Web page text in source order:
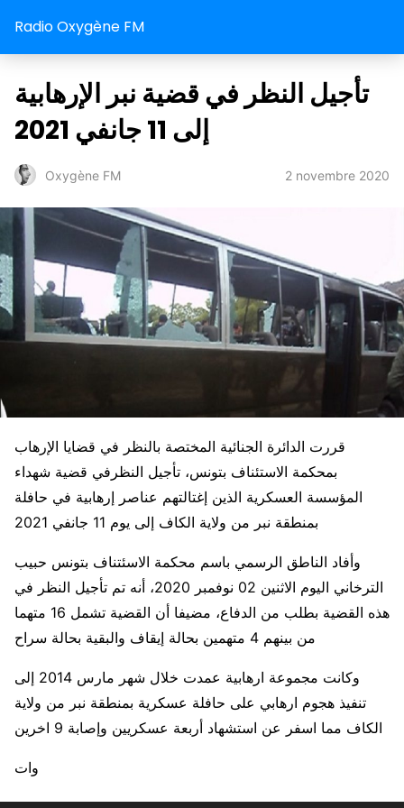
Radio Oxygène FM
تأجيل النظر في قضية نبر الإرهابية
إلى 11 جانفي 2021
Oxygène FM 2 novembre 2020
قررت الدائرة الجنائية المختصة بالنظر في قضايا الإرهاب
بمحكمة الاستئناف بتونس، تأجيل النظرفي قضية شهداء
المؤسسة العسكرية الذين إغتالتهم عناصر إرهابية في حافلة
بمنطقة نبر من ولاية الكاف إلى يوم 11 جانفي 2021
وأفاد الناطق الرسمي باسم محكمة الاسئتناف بتونس حبيب
الترخاني اليوم الاثنين 02 نوفمبر 2020، أنه تم تأجيل النظر في
هذه القضية بطلب من الدفاع، مضيفا أن القضية تشمل 16 متهما
من بينهم 4 متهمين بحالة إيقاف والبقية بحالة سراح
وكانت مجموعة ارهابية عمدت خلال شهر مارس 2014 إلى
تنفيذ هجوم ارهابي على حافلة عسكرية بمنطقة نبر من ولاية
الكاف مما اسفر عن استشهاد أربعة عسكريين وإصابة 9 اخرين
وات